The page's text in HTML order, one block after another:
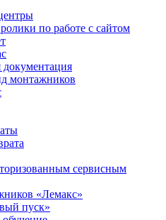
по работе с сайтом
документация
монтажников
сервисным
«Лемакс»
пуск»